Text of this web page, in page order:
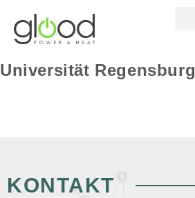
Universität Regensburg
KONTAKT